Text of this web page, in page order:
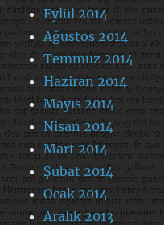
Eylül 2014
Ağustos 2014
Temmuz 2014
Haziran 2014
Mayıs 2014
Nisan 2014
Mart 2014
Şubat 2014
Ocak 2014
Aralık 2013